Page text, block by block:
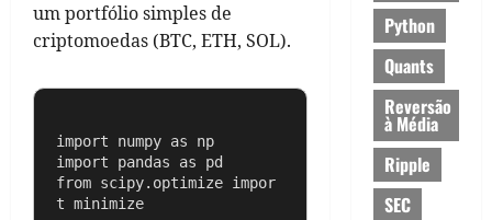
um portfólio simples de
criptomoedas (BTC, ETH, SOL).
import numpy as np
import pandas as pd
from scipy.optimize impor
t minimize
Python
Quants
Reversão
à Média
Ripple
SEC